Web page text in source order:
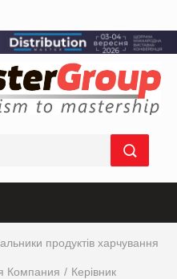
продуктів харчування
Компания
Керівник